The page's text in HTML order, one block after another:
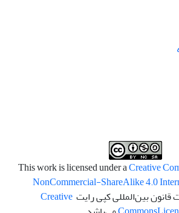
Creative
NonCommercial-ShareAlike 4.0
بین‌المللی کپی رایتCreative